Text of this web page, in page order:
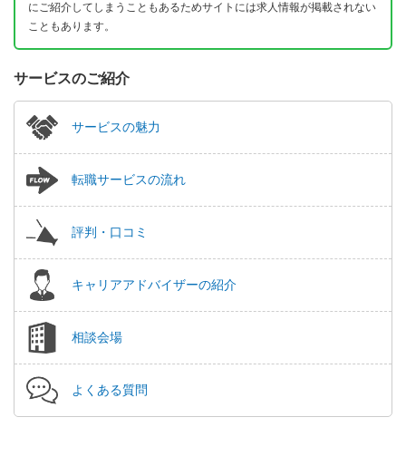
にご紹介してしまうこともあるためサイトには求人情報が掲載されない
こともあります。
サービスのご紹介
サービスの魅力
転職サービスの流れ
評判・口コミ
キャリアアドバイザーの紹介
相談会場
よくある質問